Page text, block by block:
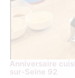
Anniversaire
sur-Seine 92